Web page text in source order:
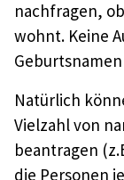
nachfragen,
wohnt. Keine
Natürlich
Vielzahl von
beantragen
die Personen